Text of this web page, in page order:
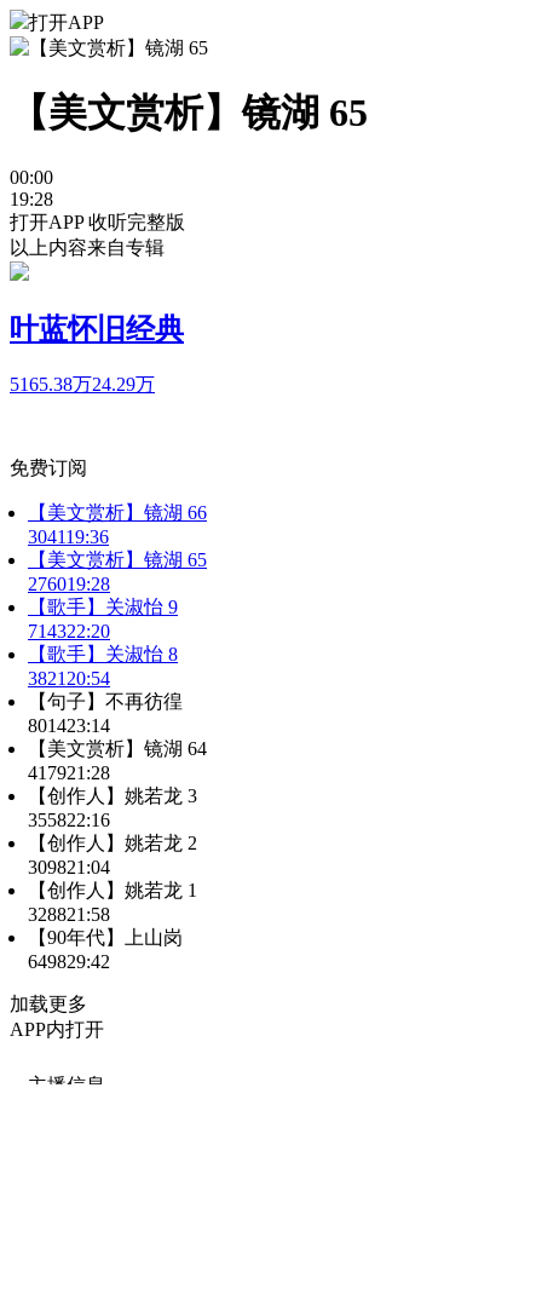
打开APP
【美文赏析】镜湖 65
00:00
19:28
打开APP 收听完整版
以上内容来自专辑
叶蓝怀旧经典
5165.38万24.29万
免费订阅
【美文赏析】镜湖 66
304119:36
【美文赏析】镜湖 65
276019:28
【歌手】关淑怡 9
714322:20
【歌手】关淑怡 8
3821 20:54
【句子】不再彷徨
801423:14
【美文赏析】镜湖 64
417921:28
【创作人】姚若龙 3
355822:16
【创作人】姚若龙 2
309821:04
【创作人】姚若龙 1
328821:58
【90年代】上山岗
649829:42
加载更多
APP内打开
主播信息